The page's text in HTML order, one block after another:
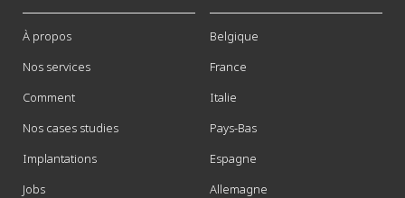
À propos
Nos services
Comment
Nos cases studies
Implantations
Jobs
Belgique
France
Italie
Pays-Bas
Espagne
Allemagne